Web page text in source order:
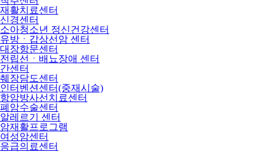
재활치료센터
신경센터
소아청소년 정신건강센터
유방ㆍ갑상선암 센터
대장항문센터
전립선ㆍ배뇨장애 센터
간센터
췌장담도센터
인터벤션센터(중재시술)
항암방사선치료센터
폐암수술센터
알레르기 센터
암재활프로그램
여성암센터
응급의료센터